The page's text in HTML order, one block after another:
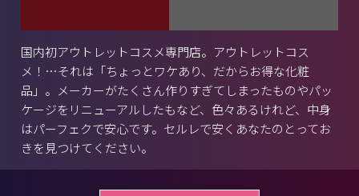
国内初アウトレットコスメ専門店。アウトレットコス
メ！…それは「ちょっとワケあり、だからお得な化粧
品」。メーカーがたくさん作りすぎてしまったものやパッ
ケージをリニューアルしたもなど、色々あるけれど、中身
はパーフェクで安心です。セルレで安くあなたのとってお
きを見つけてください。